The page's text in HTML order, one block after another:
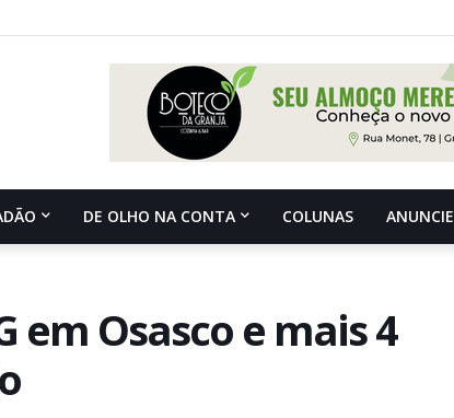
DE OLHO NA CONTA COLUNAS ANUNCIE
em Osasco e mais 4